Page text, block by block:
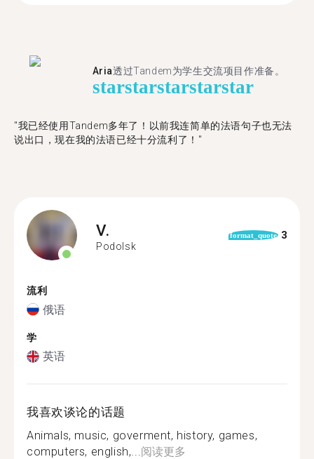
Aria透过Tandem为学生交流项目作准备。
starstarstarstarstar
"​​我已经使用Tandem多年了！以前我连简单的法语句子也无法
说出口，现在我的法语已经十分流利了！"
V.
Podolsk
format_quote 3
流利
俄语
学
英语
我喜欢谈论的话题
Animals, music, goverment, history, games,
computers, english,...阅读更多